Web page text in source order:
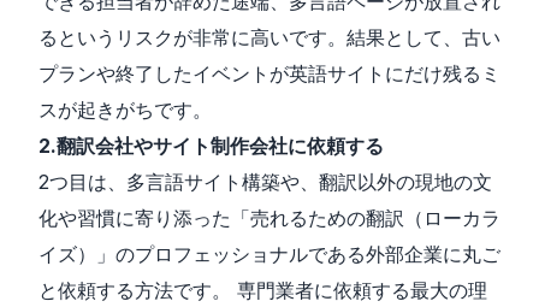
るというリスクが非常に高いです。結果として、古い
プランや終了したイベントが英語サイトにだけ残るミ
スが起きがちです。
2.翻訳会社やサイト制作会社に依頼する
2つ目は、多言語サイト構築や、翻訳以外の現地の文
化や習慣に寄り添った「売れるための翻訳（ローカラ
イズ）」のプロフェッショナルである外部企業に丸ご
と依頼する方法です。 専門業者に依頼する最大の理